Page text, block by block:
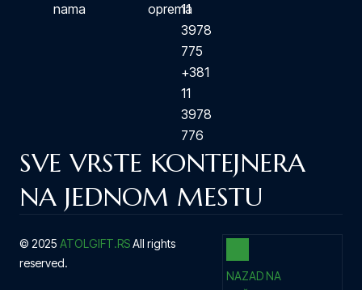
nama
oprema
11
3978
775
+381
11
3978
776
SVE VRSTE KONTEJNERA
NA JEDNOM MESTU
© 2025 ATOLGIFT.RSAll rights
reserved.
NAZAD NA